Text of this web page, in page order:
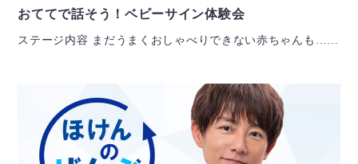
おててで話そう！ベビーサイン体験会
ステージ内容 まだうまくおしゃべりできない赤ちゃんも……